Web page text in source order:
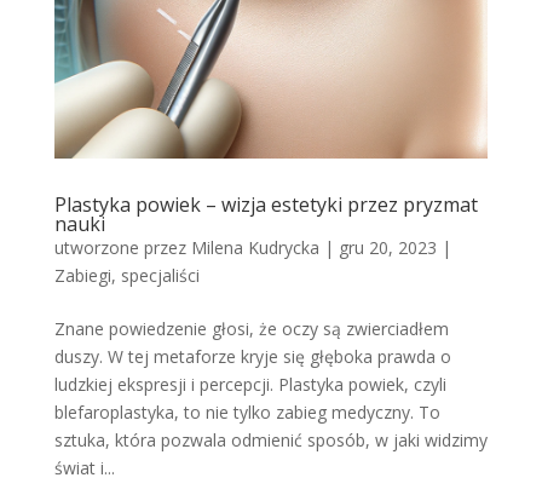
Plastyka powiek – wizja estetyki przez pryzmat
nauki
utworzone przez Milena Kudrycka | gru 20, 2023 |
Zabiegi, specjaliści
Znane powiedzenie głosi, że oczy są zwierciadłem
duszy. W tej metaforze kryje się głęboka prawda o
ludzkiej ekspresji i percepcji. Plastyka powiek, czyli
blefaroplastyka, to nie tylko zabieg medyczny. To
sztuka, która pozwala odmienić sposób, w jaki widzimy
świat i...